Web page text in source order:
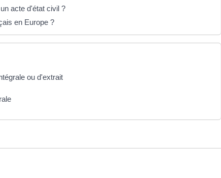
acte d'état civil ?
en Europe ?
ou d'extrait